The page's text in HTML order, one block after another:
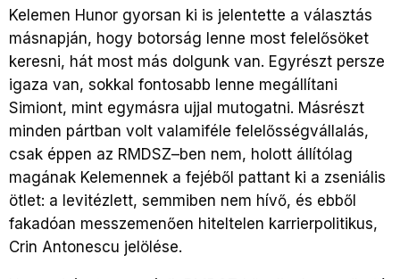
Kelemen Hunor gyorsan ki is jelentette a választás
másnapján, hogy botorság lenne most felelősöket
keresni, hát most más dolgunk van. Egyrészt persze
igaza van, sokkal fontosabb lenne megállítani
Simiont, mint egymásra ujjal mutogatni. Másrészt
minden pártban volt valamiféle felelősségvállalás,
csak éppen az RMDSZ–ben nem, holott állítólag
magának Kelemennek a fejéből pattant ki a zseniális
ötlet: a levitézlett, semmiben nem hívő, és ebből
fakadóan messzemenően hiteltelen karrierpolitikus,
Crin Antonescu jelölése.